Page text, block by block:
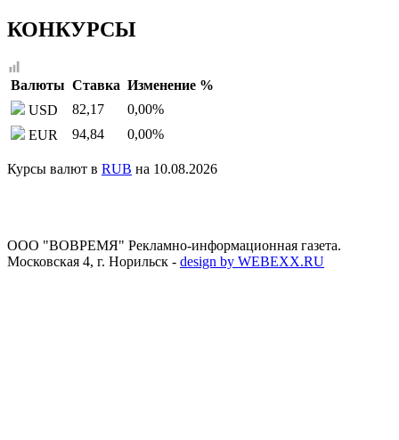
КОНКУРСЫ
Валюты Ставка Изменение %
USD
82,17 0,00%
EUR
94,84 0,00%
Курсы валют в RUB на 10.08.2026
ООО "ВОВРЕМЯ" Рекламно-информационная газета.
Московская 4, г. Норильск - design by WEBEXX.RU